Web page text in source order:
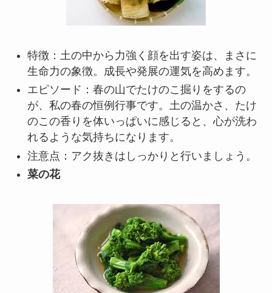
特徴：土の中から力強く顔を出す姿は、まさに
生命力の象徴。成長や発展の運気を高めます。
エピソード：春の山でたけのこ掘りをするの
が、私の春の恒例行事です。土の温かさ、たけ
のこの香りを体いっぱいに感じると、心が洗わ
れるような気持ちになります。
注意点：アク抜きはしっかりと行いましょう。
菜の花